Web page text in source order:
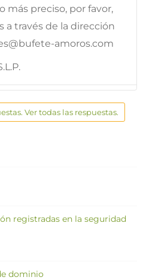
más preciso, por favor,
través de la dirección
amoros.com
Ver todas las respuestas.
registradas en la seguridad
dominio